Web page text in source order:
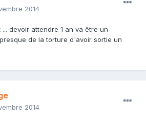
2014
devoir attendre 1 an va être un
de la torture d'avoir sortie un
2014